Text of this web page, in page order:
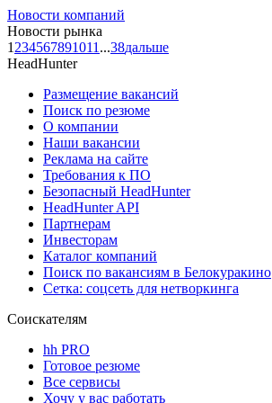
Новости компаний
Новости рынка
1 234567891011 ...38дальше
HeadHunter
Размещение вакансий
Поиск по резюме
О компании
Наши вакансии
Реклама на сайте
Требования к ПО
Безопасный HeadHunter
HeadHunter API
Партнерам
Инвесторам
Каталог компаний
Поиск по вакансиям в Белокуракино
Сетка: соцсеть для нетворкинга
Соискателям
hh PRO
Готовое резюме
Все сервисы
Хочу у вас работать